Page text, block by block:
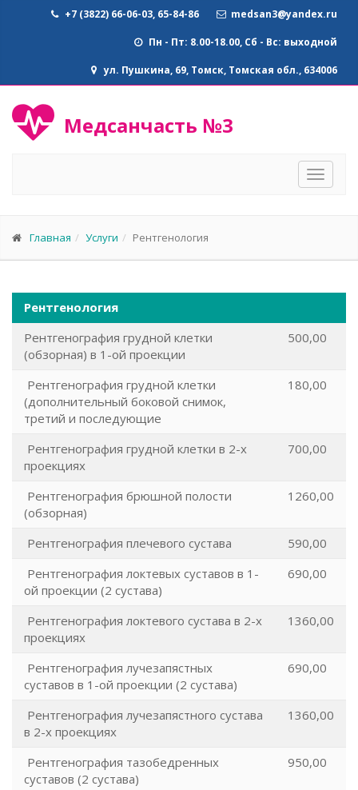
+7 (3822) 66-06-03, 65-84-86 medsan3@yandex.ru
Пн - Пт: 8.00-18.00, Сб - Вс: выходной
ул. Пушкина, 69, Томск, Томская обл., 634006
Медсанчасть №3
Toggle
Главная Услуги Рентгенология
Рентгенология
Рентгенография грудной клетки
(обзорная) в 1-ой проекции
500,00
Рентгенография грудной клетки
(дополнительный боковой снимок,
третий и последующие
180,00
Рентгенография грудной клетки в 2-х
проекциях
700,00
Рентгенография брюшной полости
(обзорная)
1260,00
Рентгенография плечевого сустава
590,00
Рентгенография локтевых суставов в 1-
ой проекции (2 сустава)
690,00
Рентгенография локтевого сустава в 2-х
проекциях
1360,00
Рентгенография лучезапястных
суставов в 1-ой проекции (2 сустава)
690,00
Рентгенография лучезапястного сустава
в 2-х проекциях
1360,00
Рентгенография тазобедренных
суставов (2 сустава)
950,00